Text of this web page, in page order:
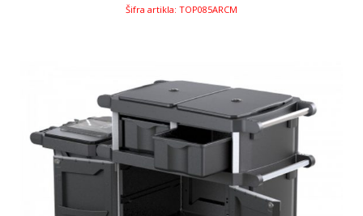
Šifra artikla: TOP085ARCM